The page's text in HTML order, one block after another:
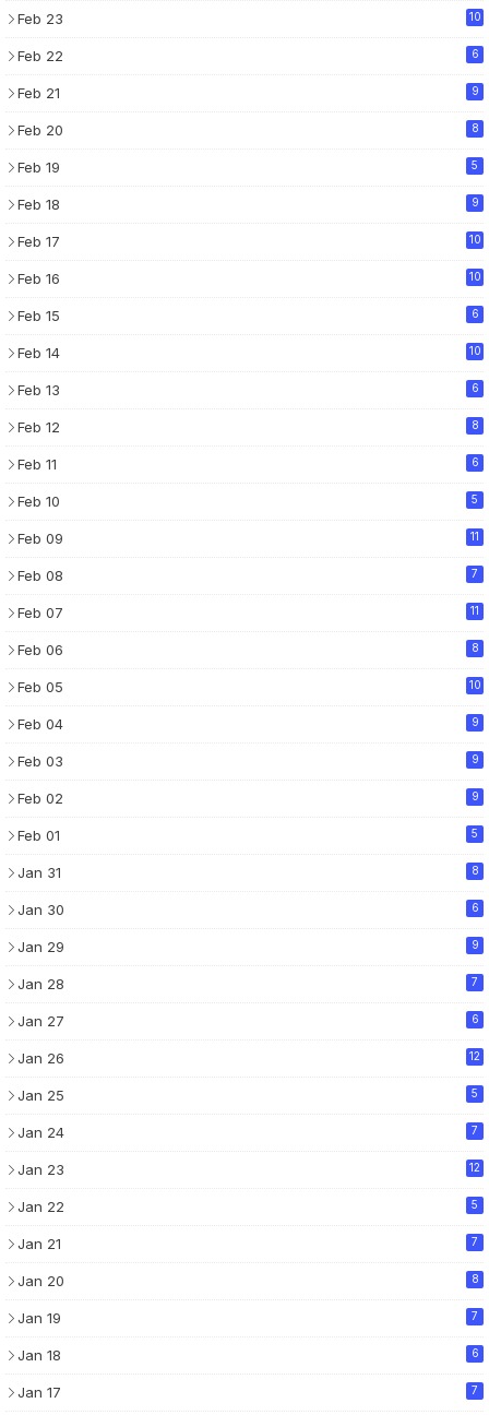
Feb 23 10
Feb 22 6
Feb 21 9
Feb 20 8
Feb 19 5
Feb 18 9
Feb 17 10
Feb 16 10
Feb 15 6
Feb 14 10
Feb 13 6
Feb 12 8
Feb 11 6
Feb 10 5
Feb 09 11
Feb 08 7
Feb 07 11
Feb 06 8
Feb 05 10
Feb 04 9
Feb 03 9
Feb 02 9
Feb 01 5
Jan 31 8
Jan 30 6
Jan 29 9
Jan 28 7
Jan 27 6
Jan 26 12
Jan 25 5
Jan 24 7
Jan 23 12
Jan 22 5
Jan 21 7
Jan 20 8
Jan 19 7
Jan 18 6
Jan 17 7